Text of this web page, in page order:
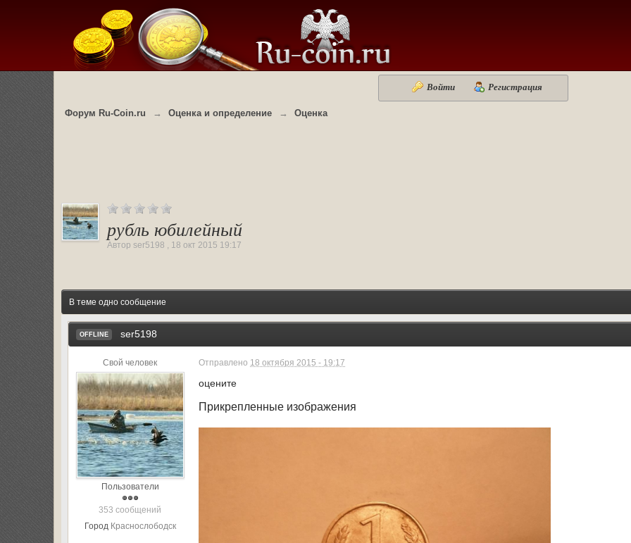
Войти Регистрация
Форум Ru-Coin.ru → Оценка и определение → Оценка
рубль юбилейный
Автор ser5198 , 18 окт 2015 19:17
В теме одно сообщение
OFFLINE ser5198
Свой человек
Пользователи
353 сообщений
Город Краснослободск
Отправлено 18 октября 2015 - 19:17
оцените
Прикрепленные изображения